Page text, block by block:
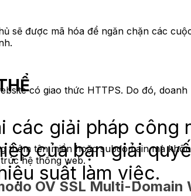
các giải pháp công
của bạn giải
suất làm việc.
sẽ được mã hóa để ngăn chặn các
có giao thức HTTPS. Do đó,
thêm tên miền hoặc subdomain mà
hệ thống web.
OV SSL Multi-Domain